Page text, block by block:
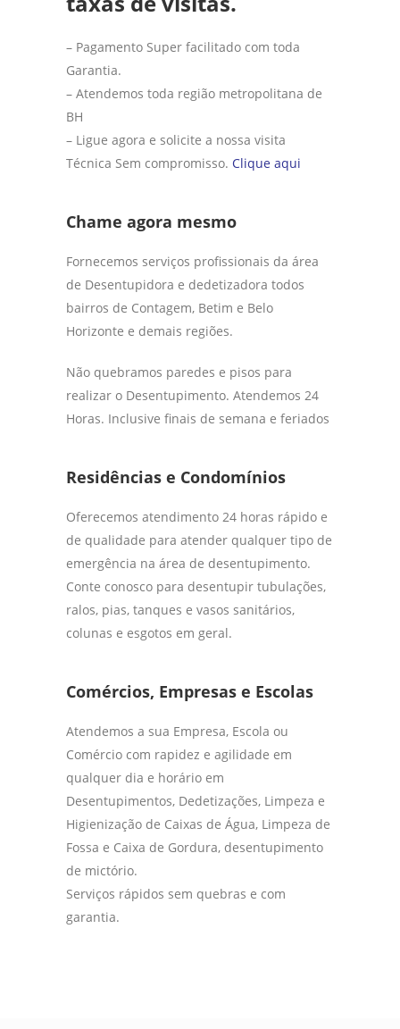
– Pagamento Super facilitado com toda
Garantia.
– Atendemos toda região metropolitana de
BH
– Ligue agora e solicite a nossa visita
Técnica Sem compromisso. Clique aqui
Chame agora mesmo
Fornecemos serviços profissionais da área
de Desentupidora e dedetizadora todos
bairros de Contagem, Betim e Belo
Horizonte e demais regiões.
Não quebramos paredes e pisos para
realizar o Desentupimento. Atendemos 24
Horas. Inclusive finais de semana e feriados
Residências e Condomínios
Oferecemos atendimento 24 horas rápido e
de qualidade para atender qualquer tipo de
emergência na área de desentupimento.
Conte conosco para desentupir tubulações,
ralos, pias, tanques e vasos sanitários,
colunas e esgotos em geral.
Comércios, Empresas e Escolas
Atendemos a sua Empresa, Escola ou
Comércio com rapidez e agilidade em
qualquer dia e horário em
Desentupimentos, Dedetizações, Limpeza e
Higienização de Caixas de Água, Limpeza de
Fossa e Caixa de Gordura, desentupimento
de mictório.
Serviços rápidos sem quebras e com
garantia.